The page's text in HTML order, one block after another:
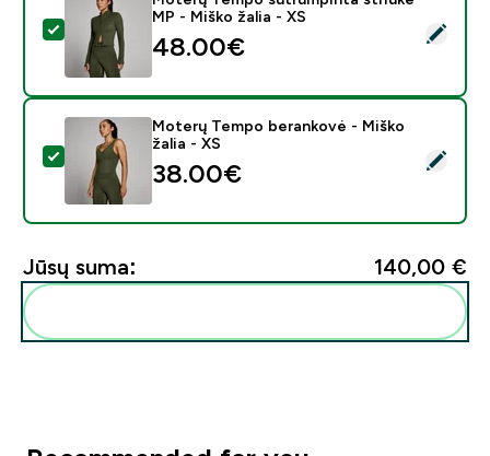
Pasirinkti šį produktą - Moterų Tempo sutrumpinta
MP - Miško žalia - XS
48.00€‎
Pasirinkti šį produktą - Moterų Tempo berankovė -
Moterų Tempo berankovė - Miško
žalia - XS
38.00€‎
Jūsų suma: 140,00 €‎